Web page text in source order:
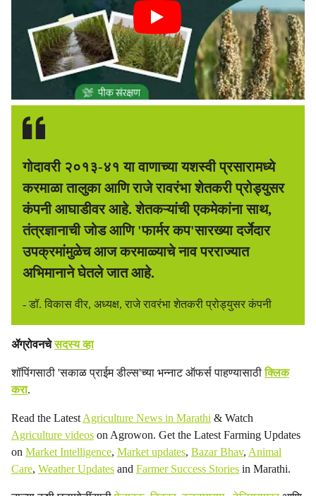
गोदावरी २०१३-४१ या वाणाच्या यशस्वी प्रसारामध्ये
करमाळा तालुका आणि राजे रावरंभा शेतकरी प्रोड्युसर
कंपनी आघाडीवर आहे. शेतकऱ्यांची एकमेकांना साथ,
तंत्रज्ञानाची जोड आणि 'फार्मर कप'सारख्या दर्जेदार
उपक्रमांमुळेच आज करमाळ्याचे नाव परराज्यात
अभिमानाने घेतले जात आहे.
- डॉ. विकास वीर, अध्यक्ष, राजे रावरंभा शेतकरी प्रोड्युसर कंपनी
ॲग्रोवनचेसदस्य व्हा
शॉपिंगसाठी 'सकाळ प्राईम डील्स'च्या भन्नाट ऑफर्स पाहण्यासाठीक्लिक
करा.
Read the Latest Agriculture News in Marathi & Watch
Agriculture videos on Agrowon. Get the Latest Farming Updates
on Market Intelligence, Market updates, Bazar Bhav, Animal
Care, Weather Updates and Farmer Success Stories in Marathi.